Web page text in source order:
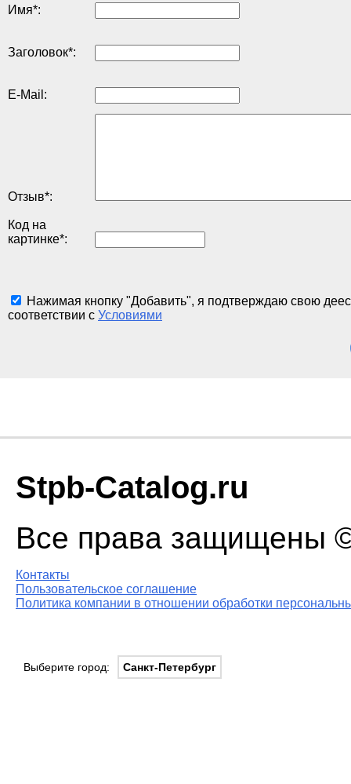
Имя*:
Заголовок*:
E-Mail:
Отзыв*:
Код на
картинке*:
Нажимая кнопку "Добавить", я подтверждаю свою
соответствии с Условиями
Stpb-Catalog.ru
Все права защищены
Контакты
Пользовательское соглашение
Политика компании в отношении обработки
Выберите город: Санкт-Петербург